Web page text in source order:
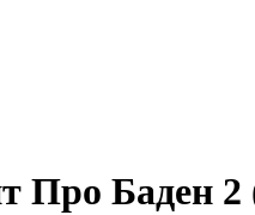
Про Баден